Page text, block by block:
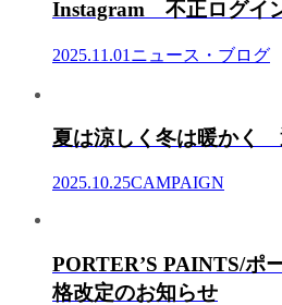
Instagram 不正ログイ
2025.11.01 ニュース・ブログ
夏は涼しく冬は暖かく
2025.10.25CAMPAIGN
PORTER’S PAINTS/
格改定のお知らせ